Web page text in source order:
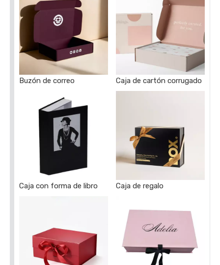
Buzón de correo Caja de cartón corrugado
Caja con forma de libro Caja de regalo